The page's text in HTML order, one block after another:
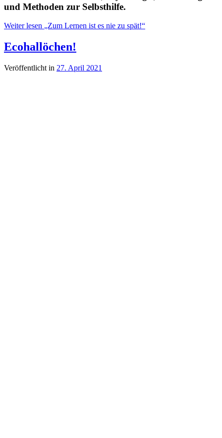
und Methoden zur Selbsthilfe.
Weiter lesen „Zum Lernen ist es nie zu spät!“
Ecohallöchen!
Veröffentlicht in 27. April 2021